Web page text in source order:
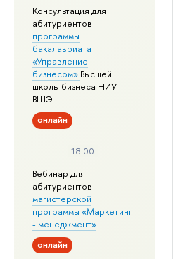
Консультация для
абитуриентов
программы
бакалавриата
«Управление
бизнесом» Высшей
школы бизнеса НИУ
ВШЭ
онлайн
18:00
Вебинар для
абитуриентов
магистерской
программы «Маркетинг
- менеджмент»
онлайн